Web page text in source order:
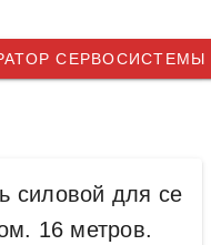
СЕРВОСИСТЕМЫ
силовой для се
16 метров.